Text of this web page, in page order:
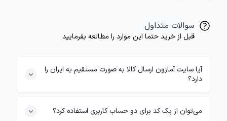
سوالات متداول
قبل از خرید حتما این موارد را مطالعه بفرمایید
آیا سایت آمازون ارسال کالا به صورت مستقیم به ایران را
دارد؟
می‌توان از یک کد برای دو حساب کاربری استفاده کرد؟